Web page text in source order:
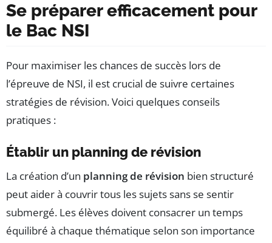
Se préparer efficacement pour
le Bac NSI
Pour maximiser les chances de succès lors de
l’épreuve de NSI, il est crucial de suivre certaines
stratégies de révision. Voici quelques conseils
pratiques :
Établir un planning de révision
La création d’un planning de révision bien structuré
peut aider à couvrir tous les sujets sans se sentir
submergé. Les élèves doivent consacrer un temps
équilibré à chaque thématique selon son importance